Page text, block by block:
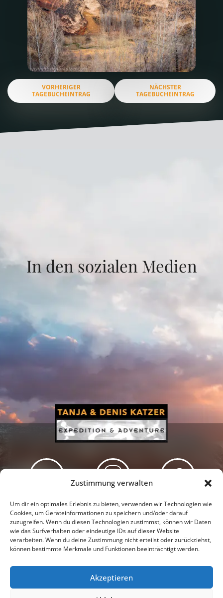
Zustimmung verwalten
Um dir ein optimales Erlebnis zu bieten, verwenden wir Technologien wie
Cookies, um Geräteinformationen zu speichern und/oder darauf
zuzugreifen. Wenn du diesen Technologien zustimmst, können wir Daten
wie das Surfverhalten oder eindeutige IDs auf dieser Website
verarbeiten. Wenn du deine Zustimmung nicht erteilst oder zurückziehst,
können bestimmte Merkmale und Funktionen beeinträchtigt werden.
Akzeptieren
VORHERIGER
TAGEBUCHEINTRAG
NÄCHSTER
TAGEBUCHEINTRAG
In den sozialen Medien
Newsletter Podcast Facebook
Datenschutzerklärung